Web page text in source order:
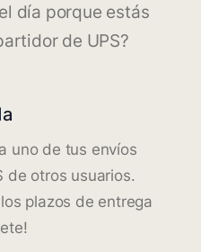
día porque estás
de UPS?
uno de tus envíos
de otros usuarios.
plazos de entrega